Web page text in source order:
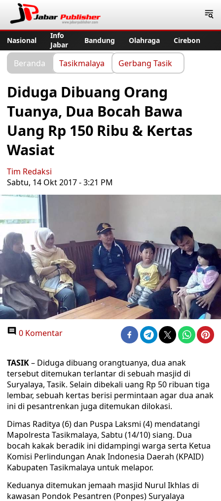
Nasional
Info
Jabar
Bandung Olahraga Cirebon
Beranda Tasikmalaya Gerbang Tasik
Diduga Dibuang Orang
Tuanya, Dua Bocah Bawa
Uang Rp 150 Ribu & Kertas
Wasiat
Tim Redaksi
Sabtu, 14 Okt 2017 - 3:21 PM
0 Komentar
TASIK– Diduga dibuang orangtuanya, dua anak
tersebut ditemukan terlantar di sebuah masjid di
Suryalaya, Tasik. Selain dibekali uang Rp 50 ribuan tiga
lembar, sebuah kertas berisi permintaan agar dua anak
ini di pesantrenkan juga ditemukan dilokasi.
Dimas Raditya (6) dan Puspa Laksmi (4) mendatangi
Mapolresta Tasikmalaya, Sabtu (14/10) siang. Dua
bocah kakak beradik ini didampingi warga serta Ketua
Komisi Perlindungan Anak Indonesia Daerah (KPAID)
Kabupaten Tasikmalaya untuk melapor.
Keduanya ditemukan jemaah masjid Nurul Ikhlas di
kawasan Pondok Pesantren (Ponpes) Suryalaya